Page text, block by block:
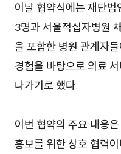
이날 협약식에는 재단
3명과 서울적십자병원
을 포함한 병원 관계자
경험을 바탕으로 의료
나가기로 했다.
이번 협약의 주요 내용
홍보를 위한 상호 협력